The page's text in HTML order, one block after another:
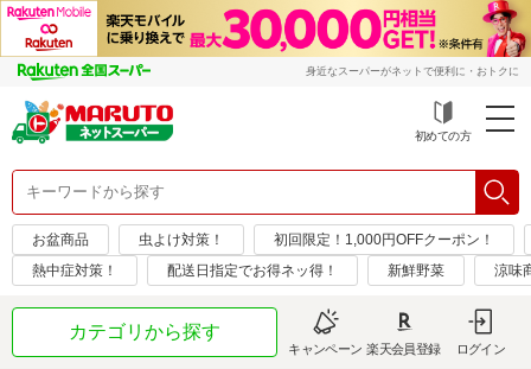
身近なスーパーがネットで便利に・おトクに
初めての方
お盆商品 虫よけ対策！
初回限定！1,000円OFFクーポン！
熱中症対策！
配送日指定でお得ネッ得！ 新鮮野菜 涼味
カテゴリから探す
キャンペーン 楽天会員登録 ログイン